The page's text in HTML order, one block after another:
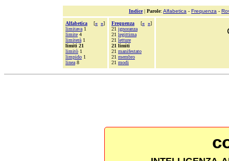
Indice| Parole: Alfabetica - Frequenza -
Alfabetica [« »]
limitava 1
limite 4
limiterà 1
limiti 21
limitò 1
limpido 1
linea 8
Frequenza [« »]
21 ignoranza
21 legittima
21 letture
21 limiti
21 manifestato
21 membro
21 modi